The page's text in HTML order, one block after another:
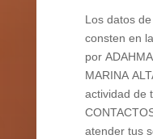
Los datos
consten en
por
MARINA
actividad de
atender tus